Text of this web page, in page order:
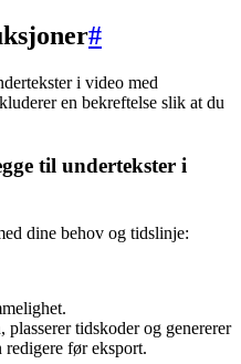
#
i video med
en bekreftelse slik at du
til undertekster i
dine behov og tidslinje:
tidskoder og genererer
redigere før eksport.